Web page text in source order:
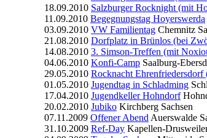
18.09.2010 Salzburger Rocknight (mit
11.09.2010 Begegnungstag Hoyerswerda
03.09.2010 VW Familientag Chemnitz
21.08.2010 Dorfplatz in Brünlos (bei
14.08.2010 3. Simson-Treffen (mit
04.06.2010 Konfi-Camp Saalburg-
29.05.2010 Rocknacht
01.05.2010 Jugendtag in Schladming
17.04.2010 Jugendkeller Hohndorf
20.02.2010 Jubiko Kirchberg Sachsen
07.11.2009 Offener Abend Auerswalde
31.10.2009 Ref-Day Kapellen-